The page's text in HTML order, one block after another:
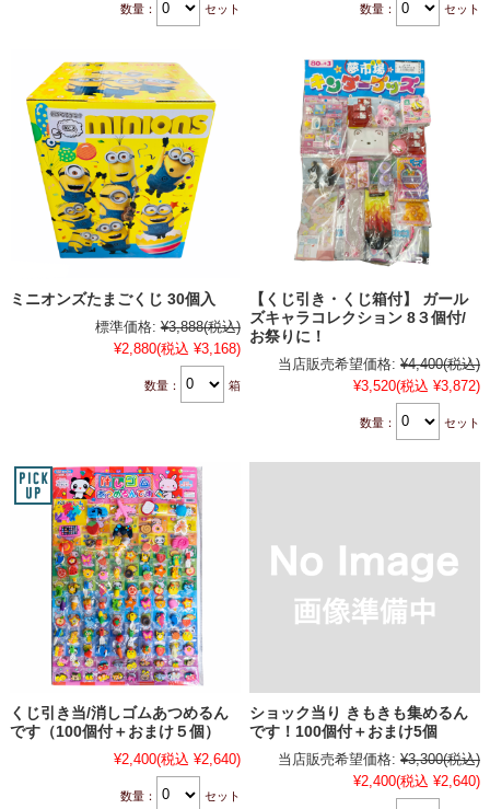
数量： セット 数量： セット
ミニオンズたまごくじ 30個入
標準価格: ¥3,888(税込)
¥2,880(税込 ¥3,168)
数量： 箱
【くじ引き・くじ箱付】 ガール
ズキャラコレクション 8３個付/
お祭りに！
当店販売希望価格: ¥4,400(税込)
¥3,520(税込 ¥3,872)
数量： セット
くじ引き当/消しゴムあつめるん
です（100個付＋おまけ５個）
¥2,400(税込 ¥2,640)
数量： セット
ショック当り きもきも集めるん
です！100個付＋おまけ5個
当店販売希望価格: ¥3,300(税込)
¥2,400(税込 ¥2,640)